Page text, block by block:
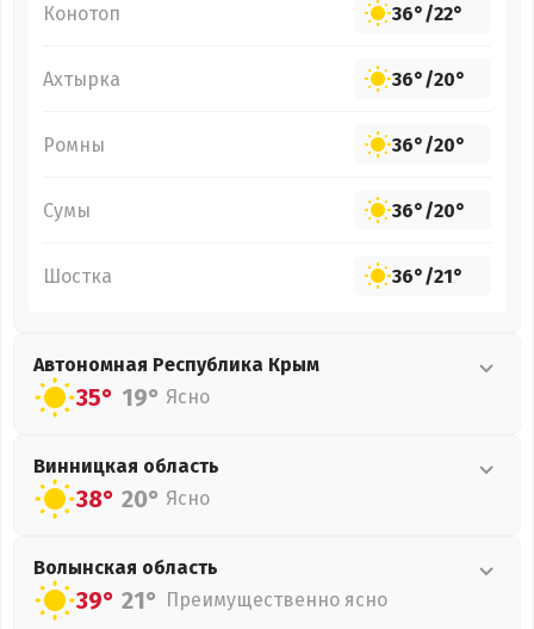
Конотоп 36°/22°
Ахтырка 36°/20°
Ромны 36°/20°
Сумы 36°/20°
Шостка 36°/21°
Автономная Республика Крым
35° 19° Ясно
Винницкая область
38° 20° Ясно
Волынская область
39° 21° Преимущественно ясно